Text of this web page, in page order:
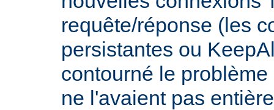
requête/réponse (les
persistantes ou
contourné le
ne l'avaient pas